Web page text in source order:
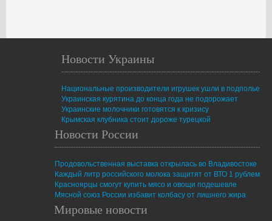
Новости Украины
Национальные производители игрушек ушли в подполье
Украинская курятина до конца года не подорожает
Украинские молочники готовятся к кризису
Крымская клубника стоит дороже турецкой
Новости России
Продовольственная выставка открылась во Владивостоке
Каждый литр российского молока защитят от ВТО 1 рублем
Красноярцы смогут купить мясо и овощи подешевле
Мясной союз России избавит колбасу от лишнего жира
Мировые новости